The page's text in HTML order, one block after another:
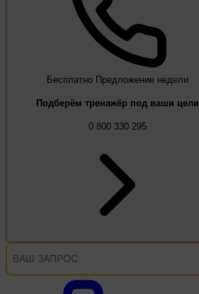
Бесплатно Предложение недели
Подберём тренажёр под ваши цели
0 800 330 295